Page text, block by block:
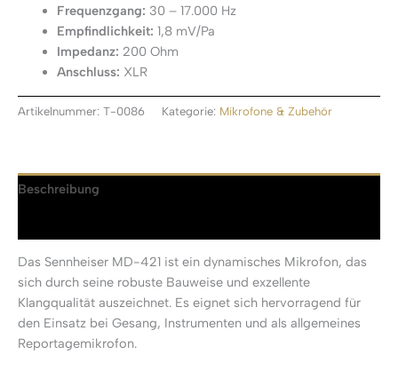
Frequenzgang: 30 – 17.000 Hz
Empfindlichkeit: 1,8 mV/Pa
Impedanz: 200 Ohm
Anschluss: XLR
Artikelnummer: T-0086 Kategorie: Mikrofone & Zubehör
Beschreibung
Das Sennheiser MD-421 ist ein dynamisches Mikrofon, das
sich durch seine robuste Bauweise und exzellente
Klangqualität auszeichnet. Es eignet sich hervorragend für
den Einsatz bei Gesang, Instrumenten und als allgemeines
Reportagemikrofon.